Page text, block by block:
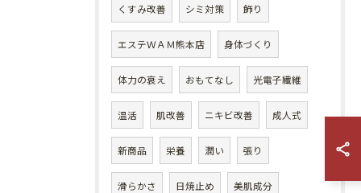
くすみ改善 シミ対策 飾り
エステＷＡＭ熊本店 身体づくり
体力の衰え おもてなし 光電子繊維
温活 肌改善 ニキビ改善 成人式
新商品 栄養 潤い 張り
滑らかさ 日焼止め 美肌成分